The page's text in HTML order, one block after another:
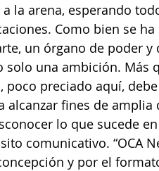
la arena, esperando
Como bien se
un órgano de poder
solo una ambición. Más
preciado aquí, debe
alcanzar fines de
lo que sucede
comunicativo. “OCA
y por el